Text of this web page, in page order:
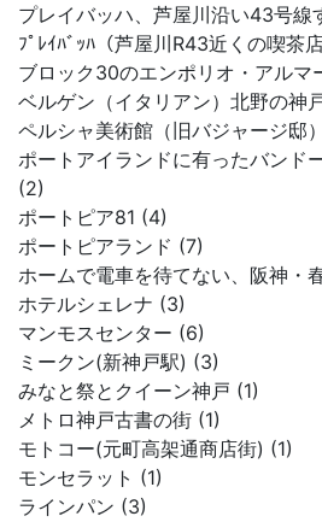
プレイバッハ、芦屋川沿い43号線
ﾌﾟﾚｲﾊﾞｯﾊ（芦屋川R43近くの喫茶
ブロック30のエンポリオ・アルマ
ベルゲン（イタリアン）北野の神
ペルシャ美術館（旧バジャージ邸
ポートアイランドに有ったバンド
(2)
ポートピア81 (4)
ポートピアランド (7)
ホームで電車を待てない、阪神・
ホテルシェレナ (3)
マンモスセンター (6)
ミークン(新神戸駅) (3)
みなと祭とクイーン神戸 (1)
メトロ神戸古書の街 (1)
モトコー(元町高架通商店街) (1)
モンセラット (1)
ラインパン (3)